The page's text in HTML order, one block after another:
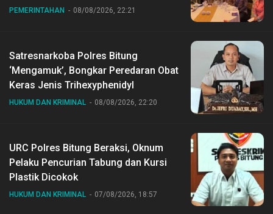
PEMERINTAHAN 08/08/2026, 22:21
Satresnarkoba Polres Bitung
‘Mengamuk’, Bongkar Peredaran Obat
Keras Jenis Trihexyphenidyl
HUKUM DAN KRIMINAL 08/08/2026, 22:20
URC Polres Bitung Beraksi, Oknum
Pelaku Pencurian Tabung dan Kursi
Plastik Dicokok
HUKUM DAN KRIMINAL 07/08/2026, 18:57